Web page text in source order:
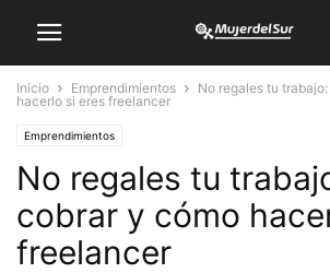
Inicio Emprendimientos
No regales tu
hacerlo si eres freelancer
Emprendimientos
No regales tu
cobrar y cómo
freelancer